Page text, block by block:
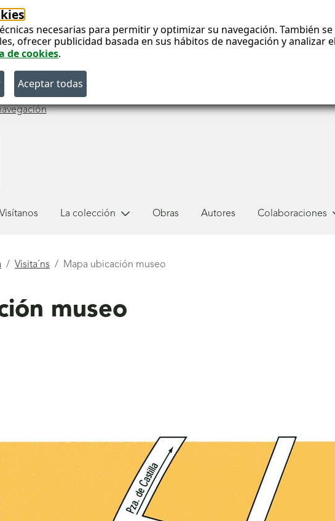
necesarias para permitir y optimizar su navegación. También
ofrecer publicidad basada en sus hábitos de navegación y
de cookies.
Visítanos La colección Obras Autores Colaboraciones
Visita´ns Mapa ubicación museo
museo